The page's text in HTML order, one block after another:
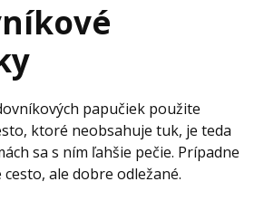
papučiek použite
ktoré neobsahuje tuk, je teda
sa s ním ľahšie pečie. Prípadne
cesto, ale dobre odležané.